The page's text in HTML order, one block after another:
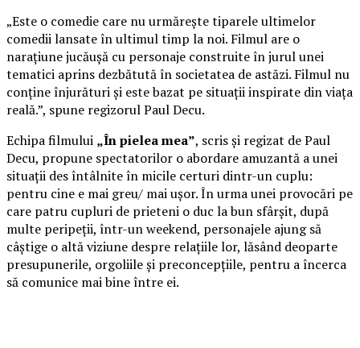
„Este o comedie care nu urmărește tiparele ultimelor
comedii lansate în ultimul timp la noi. Filmul are o
narațiune jucăușă cu personaje construite în jurul unei
tematici aprins dezbătută în societatea de astăzi. Filmul nu
conține înjurături și este bazat pe situații inspirate din viața
reală.”, spune regizorul Paul Decu.
Echipa filmului „În pielea mea”, scris și regizat de Paul
Decu, propune spectatorilor o abordare amuzantă a unei
situații des întâlnite în micile certuri dintr-un cuplu:
pentru cine e mai greu/ mai ușor. În urma unei provocări pe
care patru cupluri de prieteni o duc la bun sfârșit, după
multe peripeții, într-un weekend, personajele ajung să
câștige o altă viziune despre relațiile lor, lăsând deoparte
presupunerile, orgoliile și preconcepțiile, pentru a încerca
să comunice mai bine între ei.